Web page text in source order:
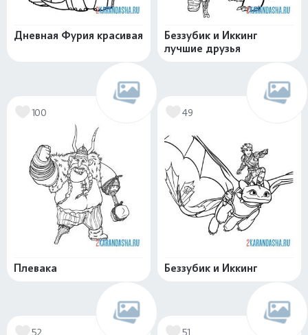
Дневная Фурия красивая
Беззубик и Иккинг
лучшие друзья
100
Плевака
49
Беззубик и Иккинг
52 51